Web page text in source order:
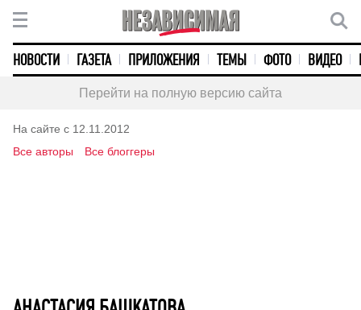
НОВОСТИ ГАЗЕТА ПРИЛОЖЕНИЯ ТЕМЫ ФОТО ВИДЕО
Перейти на полную версию сайта
На сайте с 12.11.2012
Все авторы
Все блоггеры